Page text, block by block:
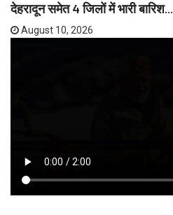
देहरादून समेत 4 जिलों में भारी बारिश...
August 10, 2026